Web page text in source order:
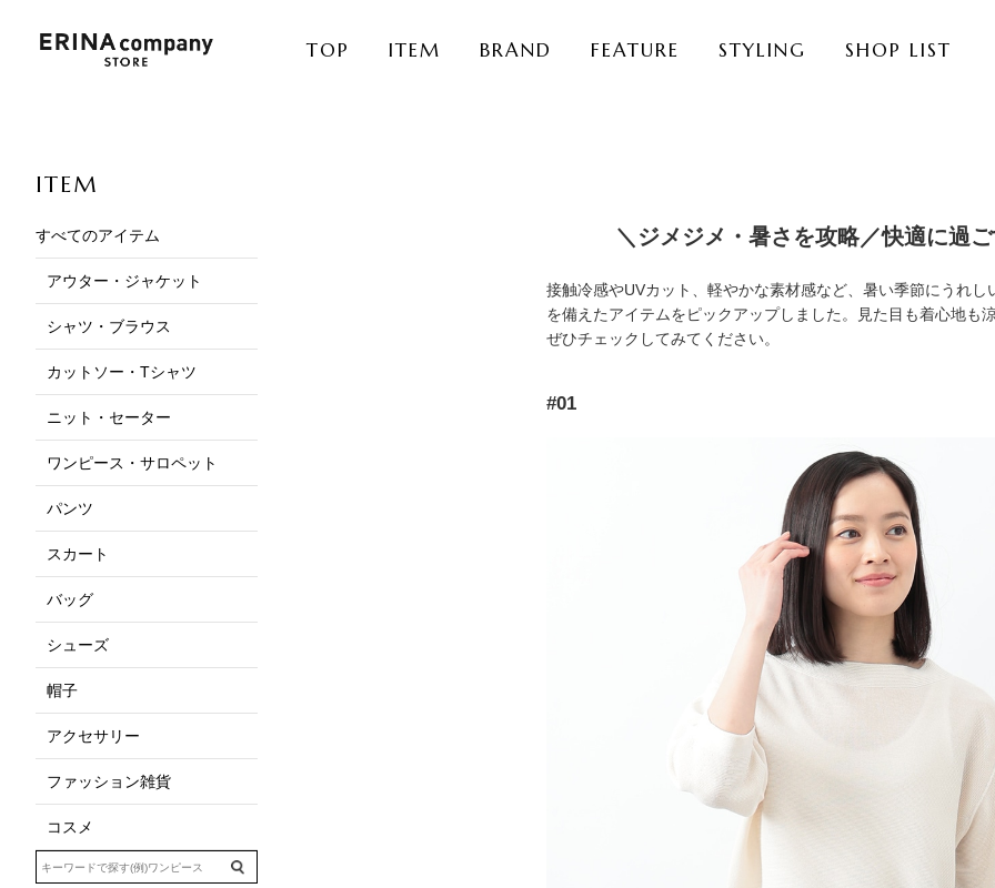
TOP ITEM BRAND FEATURE STYLING SHOP LIST
ITEM
すべてのアイテム
アウター・ジャケット
シャツ・ブラウス
カットソー・Tシャツ
ニット・セーター
ワンピース・サロペット
パンツ
スカート
バッグ
シューズ
帽子
アクセサリー
ファッション雑貨
コスメ
＼ジメジメ・暑さを攻略／快適に過
接触冷感やUVカット、軽やかな素材感など、暑い季節にうれ
を備えたアイテムをピックアップしました。見た目も着心地も
ぜひチェックしてみてください。
#01